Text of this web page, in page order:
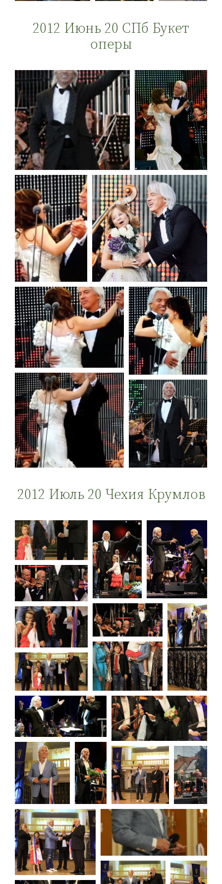
2012 Июнь 20 СПб Букет
оперы
2012 Июль 20 Чехия Крумлов